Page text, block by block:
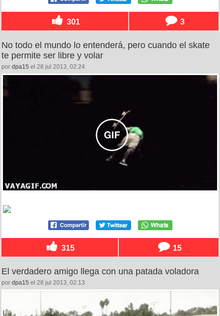
301 3
No todo el mundo lo entenderá, pero cuando el skate
te permite ser libre y volar
por dpa15 el 28 jul 2013, 02:24
315 15
El verdadero amigo llega con una patada voladora
por dpa15 el 28 jul 2013, 02:13